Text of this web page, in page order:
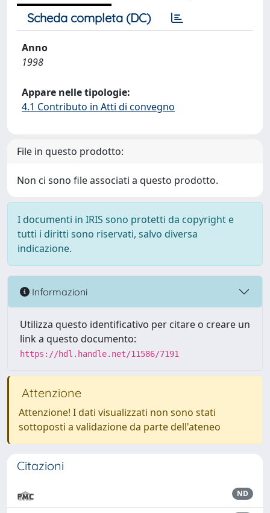
Scheda completa (DC)
Anno
1998
Appare nelle tipologie:
4.1 Contributo in Atti di convegno
File in questo prodotto:
Non ci sono file associati a questo prodotto.
I documenti in IRIS sono protetti da copyright e
tutti i diritti sono riservati, salvo diversa
indicazione.
Informazioni
Utilizza questo identificativo per citare o creare un
link a questo documento:
https://hdl.handle.net/11586/7191
Attenzione
Attenzione! I dati visualizzati non sono stati
sottoposti a validazione da parte dell'ateneo
Citazioni
ND